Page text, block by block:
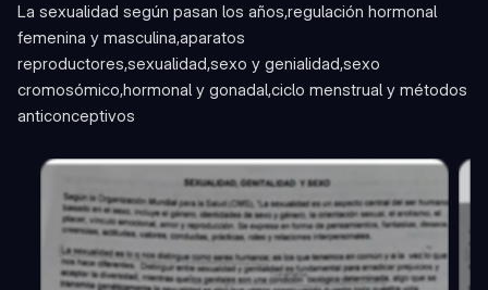
La sexualidad según pasan los años,regulación hormonal
femenina y masculina,aparatos
reproductores,sexualidad,sexo y genialidad,sexo
cromosómico,hormonal y gonadal,ciclo menstrual y métodos
anticonceptivos